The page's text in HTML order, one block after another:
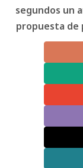
segundos un
propuesta de